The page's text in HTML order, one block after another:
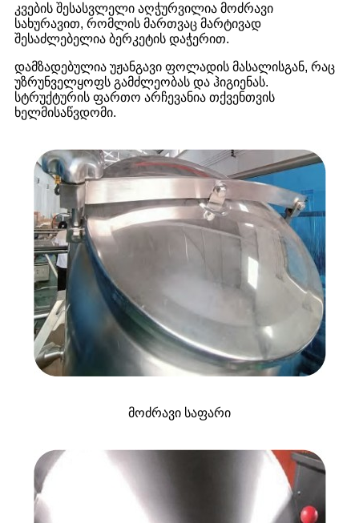
კვების შესასვლელი აღჭურვილია მოძრავი
სახურავით, რომლის მართვაც მარტივად
შესაძლებელია ბერკეტის დაჭერით.
დამზადებულია უჟანგავი ფოლადის მასალისგან, რაც
უზრუნველყოფს გამძლეობას და ჰიგიენას.
სტრუქტურის ფართო არჩევანია თქვენთვის
ხელმისაწვდომი.
მოძრავი საფარი